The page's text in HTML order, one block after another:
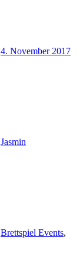
4. November 2017
Jasmin
Brettspiel Events,